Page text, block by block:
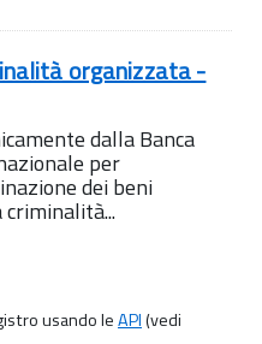
organizzata -
dalla Banca
per
dei beni
usando leAPI(vedi